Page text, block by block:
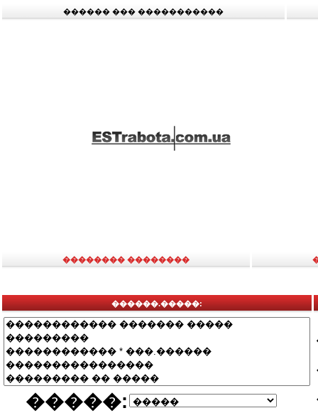
������ ��� �����������
�������� ��������
������.�����:
�����: